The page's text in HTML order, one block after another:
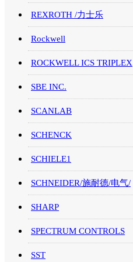
REXROTH /力士乐
Rockwell
ROCKWELL ICS TRIPLEX
SBE INC.
SCANLAB
SCHENCK
SCHIELE1
SCHNEIDER/施耐德/电气/
SHARP
SPECTRUM CONTROLS
SST